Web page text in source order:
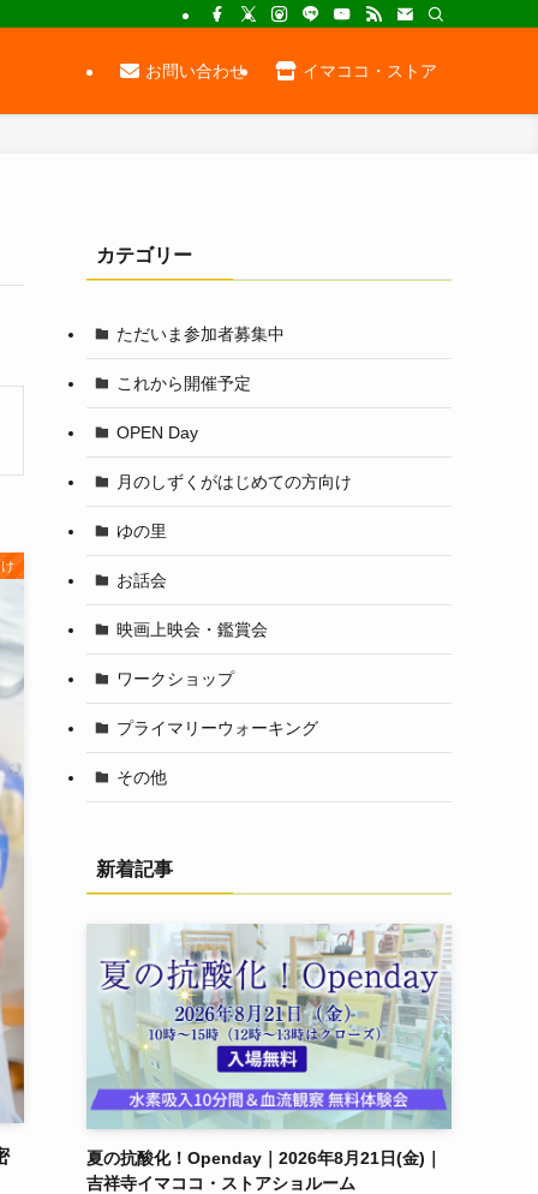
お問い合わせ イマココ・ストア
カテゴリー
ただいま参加者募集中
これから開催予定
OPEN Day
月のしずくがはじめての方向け
ゆの里
お話会
映画上映会・鑑賞会
ワークショップ
プライマリーウォーキング
その他
新着記事
夏の抗酸化！Openday｜2026年8月21日(金)｜
吉祥寺イマココ・ストアショルーム